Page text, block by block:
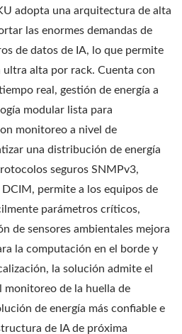
adopta una arquitectura de alta
las enormes demandas de
de datos de IA, lo que permite
ultra alta por rack. Cuenta con
real, gestión de energía a
modular lista para
monitoreo a nivel de
una distribución de energía
seguros SNMPv3,
permite a los equipos de
parámetros críticos,
de sensores ambientales mejora
la computación en el borde y
la solución admite el
monitoreo de la huella de
de energía más confiable e
de IA de próxima